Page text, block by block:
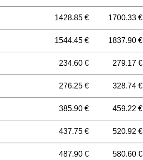
1428.85 € 1700.33 €
1544.45 € 1837.90 €
234.60 € 279.17 €
276.25 € 328.74 €
385.90 € 459.22 €
437.75 € 520.92 €
487.90 € 580.60 €